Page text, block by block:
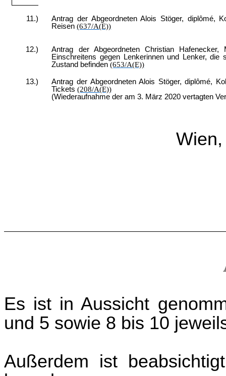
11.)
Antrag der Abgeordneten Alois Stöger, diplômé,
Reisen(637/A(E))
12.)
Antrag der Abgeordneten Christian
Einschreitens gegen Lenkerinnen und Lenker,
Zustand befinden(653/A(E))
13.)
Antrag der Abgeordneten Alois Stöger, diplômé,
Tickets(208/A(E))
(Wiederaufnahme der am 3. März 2020 vertagten
Es ist in Aussicht
und 5 sowie 8 bis 10
Außerdem ist